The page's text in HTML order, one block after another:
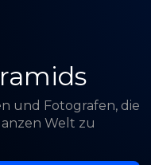
und Fotografen, die
Welt zu